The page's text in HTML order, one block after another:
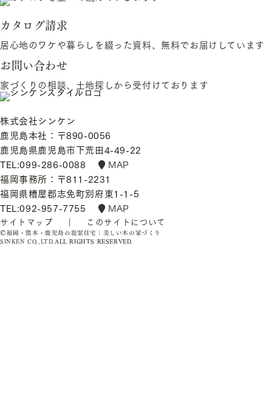
カタログ請求
居心地のワケや暮らしを綴った資料、無料でお届けしています
お問い合わせ
家づくりの相談、土地探しから受付けております
株式会社シンケン
鹿児島本社：〒890-0056
鹿児島県鹿児島市下荒田4-49-22
TEL:099-286-0088
MAP
福岡事務所：〒811-2231
福岡県糟屋郡志免町別府東1-1-5
TEL:092-957-7755
MAP
サイトマップ ｜ このサイトについて
Ⓒ福岡・熊本・鹿児島の提案住宅｜美しい木の家づくり
SINKEN CO.,LTD. ALL RIGHTS RESERVED.